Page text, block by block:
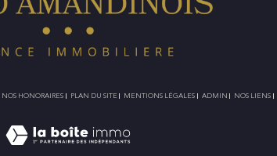
NOS HONORAIRES PLAN DU SITE MENTIONS LÉGALES ADMIN NOS LIENS